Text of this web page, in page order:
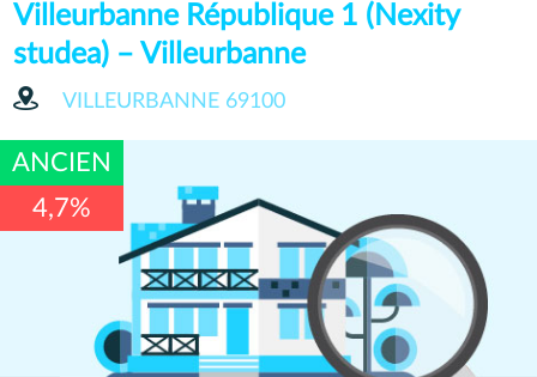
Villeurbanne République 1 (Nexity
studea) – Villeurbanne
VILLEURBANNE 69100
ANCIEN
4,7%